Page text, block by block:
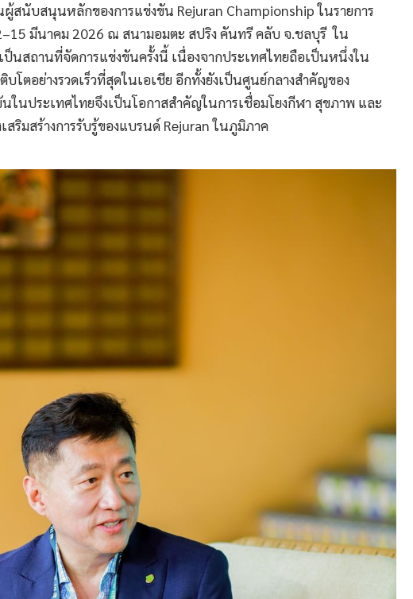
ผู้สนับสนุนหลักของการแข่งขัน Rejuran Championship ในรายการ
มีนาคม 2026 ณ สนามอมตะ สปริง คันทรี คลับ จ.ชลบุรี ใน
ป็นสถานที่จัดการแข่งขันครั้งนี้ เนื่องจากประเทศไทยถือเป็นหนึ่งใน
โตอย่างรวดเร็วที่สุดในเอเชีย อีกทั้งยังเป็นศูนย์กลางสำคัญของ
ในประเทศไทยจึงเป็นโอกาสสำคัญในการเชื่อมโยงกีฬา สุขภาพ และ
ริมสร้างการรับรู้ของแบรนด์ Rejuran ในภูมิภาค